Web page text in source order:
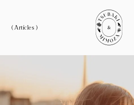
( Articles )
About 私たちについて